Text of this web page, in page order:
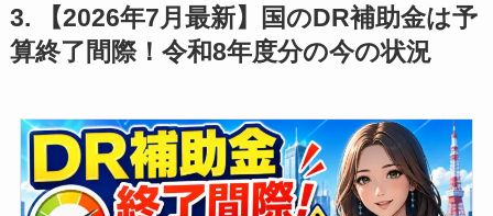
3. 【2026年7月最新】国のDR補助金は予
算終了間際！令和8年度分の今の状況